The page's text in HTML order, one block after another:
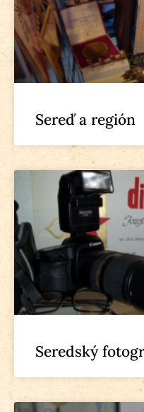
Sereď a región
Seredský